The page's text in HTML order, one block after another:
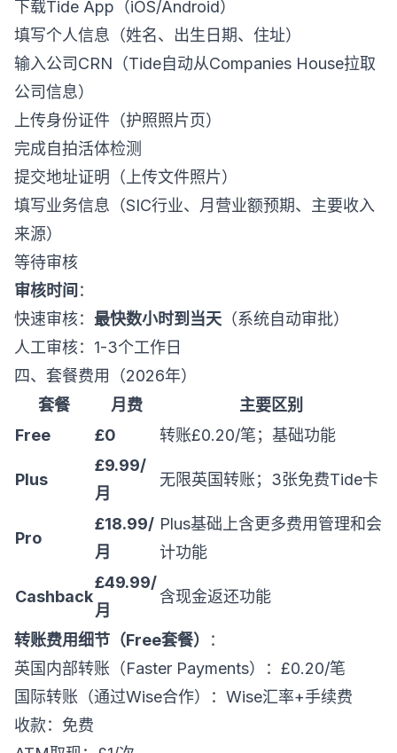
下载Tide App（iOS/Android）
填写个人信息（姓名、出生日期、住址）
输入公司CRN（Tide自动从Companies House拉取
公司信息）
上传身份证件（护照照片页）
完成自拍活体检测
提交地址证明（上传文件照片）
填写业务信息（SIC行业、月营业额预期、主要收入
来源）
等待审核
审核时间 ：
快速审核： 最快数小时到当天 （系统自动审批）
人工审核：1-3个工作日
四、套餐费用（2026年）
套餐
月费
主要区别
Free
£0 转账£0.20/笔；基础功能
Plus
£9.99/
月
无限英国转账；3张免费Tide卡
Pro
£18.99/
月
Plus基础上含更多费用管理和会
计功能
Cashback
£49.99/
月
含现金返还功能
转账费用细节（Free套餐）
：
英国内部转账（Faster Payments）：£0.20/笔
国际转账（通过Wise合作）：Wise汇率+手续费
收款：免费